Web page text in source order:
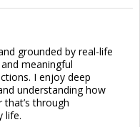
grounded by real-life
meaningful
I enjoy deep
understanding how
through
life.